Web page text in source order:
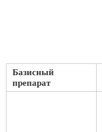
Базисный
препарат